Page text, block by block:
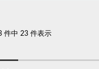
件中 23 件表示